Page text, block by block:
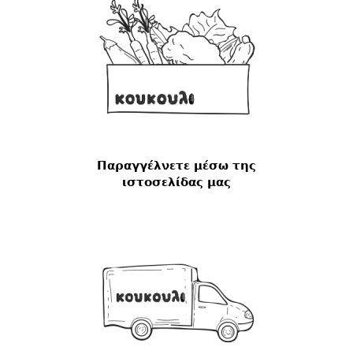
Παραγγέλνετε μέσω της
ιστοσελίδας μας